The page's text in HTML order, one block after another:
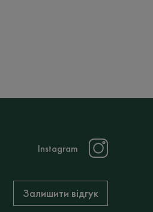
Instagram
Залишити відгук